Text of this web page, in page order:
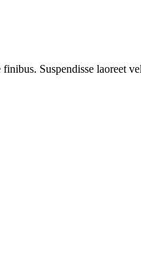
Suspendisse laoreet